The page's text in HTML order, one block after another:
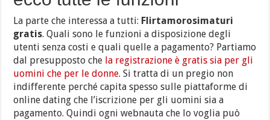
La parte che interessa a tutti: Flirtamorosimaturi
gratis. Quali sono le funzioni a disposizione degli
utenti senza costi e quali quelle a pagamento? Partiamo
dal presupposto che la registrazione è gratis sia per gli
uomini che per le donne. Si tratta di un pregio non
indifferente perché capita spesso sulle piattaforme di
online dating che l’iscrizione per gli uomini sia a
pagamento. Quindi ogni webnauta che lo voglia può